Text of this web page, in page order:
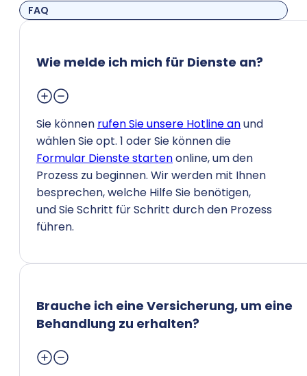
FAQ
Wie melde ich mich für Dienste an?
Sie können rufen Sie unsere Hotline anund
wählen Sie opt. 1 oder Sie können die
Formular Dienste startenonline, um den
Prozess zu beginnen. Wir werden mit Ihnen
besprechen, welche Hilfe Sie benötigen,
und Sie Schritt für Schritt durch den Prozess
führen.
Brauche ich eine Versicherung, um eine
Behandlung zu erhalten?